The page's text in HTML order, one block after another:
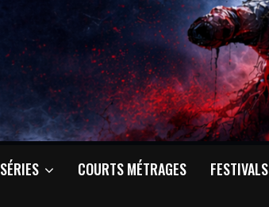
SÉRIES COURTS MÉTRAGES FESTIVALS